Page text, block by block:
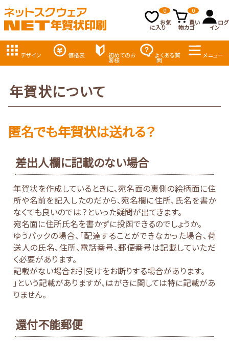
お気
に入り
0
買い
物カゴ
0
ログ
イン
デザイン 価格表 初めてのお
客様
よくある質
問
メニュー
年賀状について
匿名でも年賀状は送れる？
差出人欄に記載のない場合
年賀状を作成しているときに、宛名面の裏側の絵柄面に住
所や名前を記入したのだから、宛名欄に住所、氏名を書か
なくても良いのでは？といった疑問が出てきます。
宛名面に住所氏名を書かずに投函できるのでしょうか。
ゆうパックの場合、「配達することができなかった場合、荷
送人の氏名、住所、電話番号、郵便番号は記載していただ
く必要があります。
記載がない場合お引受けをお断りする場合があります。
」という記載がありますが、はがきに関しては特に記載があ
りません。
還付不能郵便